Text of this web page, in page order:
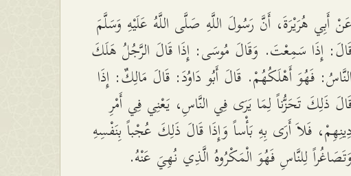
عَنْ أَبِي هُرَيْرَةَ، أَنَّ رَسُولَ اللَّهِ صَلَّى اللَّهُ عَلَيْهِ وَسَلَّمَ
إِذَا سَمِعْتَ. وَقَالَ مُوسَى: إِذَا قَالَ الرَّجُلُ هَلَكَ
النَّاسُ: فَهُوَ أَهْلَكُهُمْ. قَالَ أَبُو دَاوُدَ: قَالَ مَالِكٌ: إِذَا
ذَلِكَ تَحَزُّناً لِمَا يَرَى فِي النَّاسِ، يَعْنِي فِي أَمْرِ
دِينِهِمْ، فَلاَ أَرَى بِهِ بَأْساً وَإِذَا قَالَ ذَلِكَ عُجْباً بِنَفْسِهِ
وَتَصَاغُراً لِلنَّاسِ فَهُوَ الْمَكْرُوهُ الَّذِي نُهِيَ عَنْهُ.